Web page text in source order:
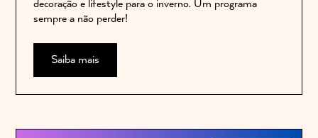
decoração e lifestyle para o inverno. Um programa
sempre a não perder!
Saiba mais